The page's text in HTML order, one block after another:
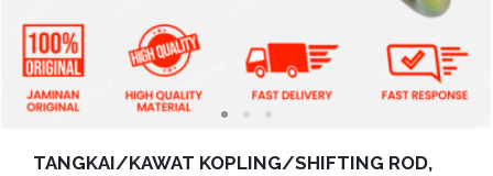
Kritik
Saran
TANGKAI/KAWAT KOPLING/SHIFTING ROD,